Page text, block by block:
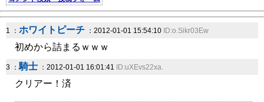
1 ： ホワイトピーチ ：2012-01-01 15:54:10 ID:o.Sikr03Ew
初めから詰まるｗｗｗ
3 ：騎士 ：2012-01-01 16:01:41 ID:uXEvs22xa.
クリアー！済